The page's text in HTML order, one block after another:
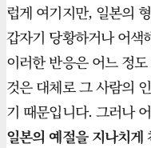
럽게 여기지만, 일본의
갑자기 당황하거나 어색
이러한 반응은 어느 정
것은 대체로 그 사람의
기 때문입니다. 그러나
일본의 예절을 지나치게